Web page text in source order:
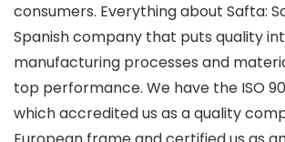
consumers. Everything about Safta:
Spanish company that puts quality
manufacturing processes and
top performance. We have the ISO
which accredited us as a quality